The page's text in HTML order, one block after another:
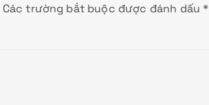
Các trường bắt buộc được đánh dấu*